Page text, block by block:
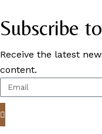
Subscribe
Receive the latest
content.